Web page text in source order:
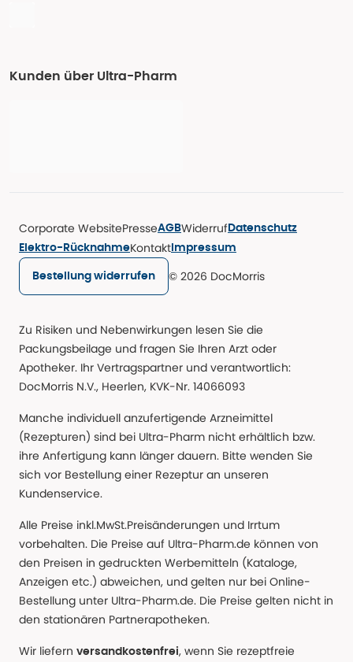
Kunden über Ultra-Pharm
Corporate WebsitePresseAGBWiderruf Datenschutz
Elektro-RücknahmeKontakt Impressum
Bestellung widerrufen © 2026 DocMorris
Zu Risiken und Nebenwirkungen lesen Sie die
Packungsbeilage und fragen Sie Ihren Arzt oder
Apotheker. Ihr Vertragspartner und verantwortlich:
DocMorris N.V., Heerlen, KVK-Nr. 14066093
Manche individuell anzufertigende Arzneimittel
(Rezepturen) sind bei Ultra-Pharm nicht erhältlich bzw.
ihre Anfertigung kann länger dauern. Bitte wenden Sie
sich vor Bestellung einer Rezeptur an unseren
Kundenservice.
Alle Preise inkl.MwSt.Preisänderungen und Irrtum
vorbehalten. Die Preise auf Ultra-Pharm.de können von
den Preisen in gedruckten Werbemitteln (Kataloge,
Anzeigen etc.) abweichen, und gelten nur bei Online-
Bestellung unter Ultra-Pharm.de. Die Preise gelten nicht in
den stationären Partnerapotheken.
Wir liefern versandkostenfrei, wenn Sie rezeptfreie